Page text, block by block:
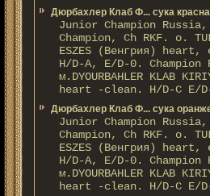
Дюрбахлер Клаб Ф... сука
Junior Champion
Champion, Ch RKF. о.
ESZES (Венгрия) heart,
H/D-A, E/D-0. Champion
м.DYOURBAHLER KLAB
heart -clean. H/D-С E/
Дюрбахлер Клаб Ф... сука
Junior Champion
Champion, Ch RKF. о.
ESZES (Венгрия) heart,
H/D-A, E/D-0. Champion
м.DYOURBAHLER KLAB
heart -clean. H/D-С E/